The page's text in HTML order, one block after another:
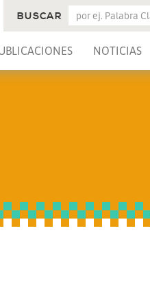
NOTICIAS
BUSCAR